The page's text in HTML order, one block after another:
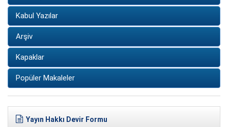
Kabul Yazılar
Arşiv
Kapaklar
Popüler Makaleler
Yayın Hakkı Devir Formu